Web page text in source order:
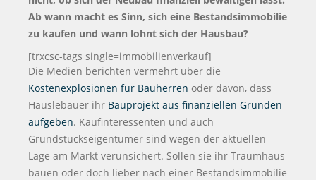
Ab wann macht es Sinn, sich eine Bestandsimmobilie
zu kaufen und wann lohnt sich der Hausbau?
[trxcsc-tags single=immobilienverkauf]
Die Medien berichten vermehrt über die
Kostenexplosionen für Bauherren oder davon, dass
Häuslebauer ihr Bauprojekt aus finanziellen Gründen
aufgeben. Kaufinteressenten und auch
Grundstückseigentümer sind wegen der aktuellen
Lage am Markt verunsichert. Sollen sie ihr Traumhaus
bauen oder doch lieber nach einer Bestandsimmobilie